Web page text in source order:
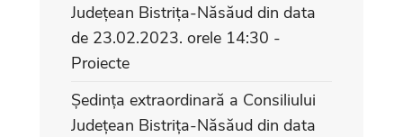
Județean Bistrița-Năsăud din data
de 23.02.2023. orele 14:30 -
Proiecte
Ședința extraordinară a Consiliului
Județean Bistrița-Năsăud din data